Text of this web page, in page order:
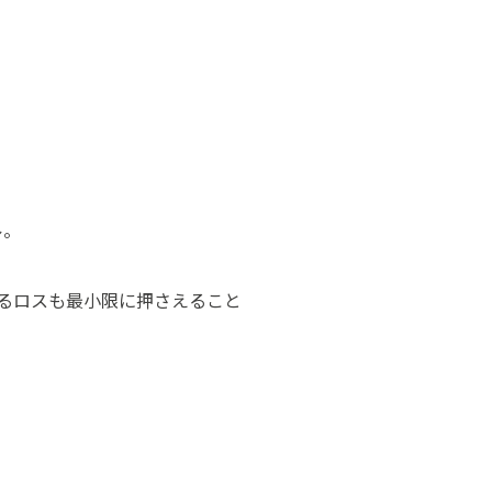
スも最小限に押さえること